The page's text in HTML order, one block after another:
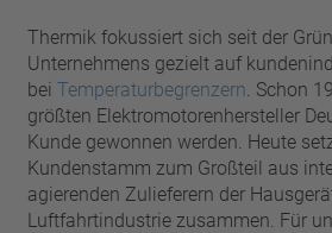
Schließer
Temperaturbereich
Standard Temperatur (60 – 200 °C)
Hochtemperatur (205 – 250 °C)
Leistungsklasse
1,6 A – 7,5 A
4 A – 25 A
13,5 A – 42 A
25 A – 75 A
Rückstellung
automatisch rückstellend
selbsthaltend (nicht automatisch
Isolierung
mit Isolierung
Thermik fokussiert sich seit der
Unternehmens gezielt auf
beiTemperaturbegrenzern. Schon
größten Elektromotorenhersteller
Kunde gewonnen werden. Heute
Kundenstamm zum Großteil aus
agierenden Zulieferern der
Luftfahrtindustrie zusammen. Für